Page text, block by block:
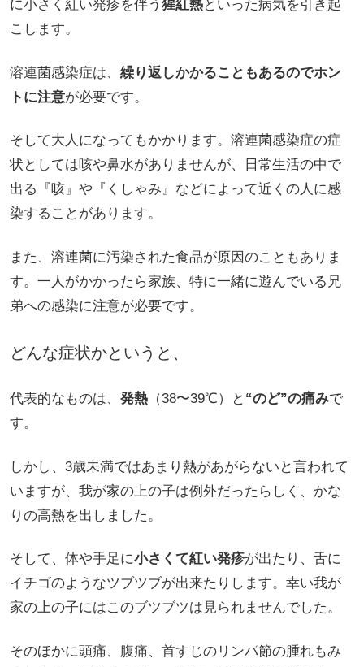
に小さく紅い発疹を伴う 猩紅熱といった病気を引き起
こします。
溶連菌感染症は、 繰り返しかかることもあるのでホン
トに注意が必要です。
そして大人になってもかかります。溶連菌感染症の症
状としては咳や鼻水がありませんが、日常生活の中で
出る『咳』や『くしゃみ』などによって近くの人に感
染することがあります。
また、溶連菌に汚染された食品が原因のこともありま
す。一人がかかったら家族、特に一緒に遊んでいる兄
弟への感染に注意が必要です。
どんな症状かというと、
代表的なものは、 発熱 （38〜39℃）と “のど”の痛みで
す。
しかし、3歳未満ではあまり熱があがらないと言われて
いますが、我が家の上の子は例外だったらしく、かな
りの高熱を出しました。
そして、体や手足に小さくて紅い発疹が出たり、舌に
イチゴのようなツブツブが出来たりします。幸い我が
家の上の子にはこのブツブツは見られませんでした。
そのほかに頭痛、腹痛、首すじのリンパ節の腫れもみ